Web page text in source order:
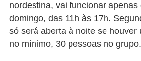
nordestina, vai funcionar apenas
domingo, das 11h às 17h.
só será aberta à noite se houver
no mínimo, 30 pessoas no grupo.